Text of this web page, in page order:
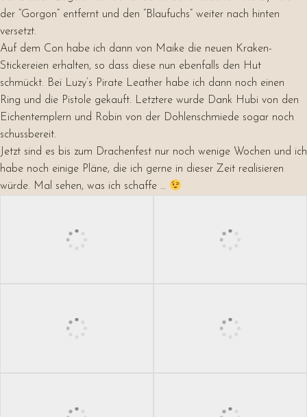
der “Gorgon” entfernt und den “Blaufuchs” weiter nach hinten
versetzt.
Auf dem Con habe ich dann von Maike die neuen Kraken-
Stickereien erhalten, so dass diese nun ebenfalls den Hut
schmückt. Bei Luzy’s Pirate Leather habe ich dann noch einen
Ring und die Pistole gekauft. Letztere wurde Dank Hubi von den
Eichentemplern und Robin von der Dohlenschmiede sogar noch
schussbereit.
Jetzt sind es bis zum Drachenfest nur noch wenige Wochen und ich
habe noch einige Pläne, die ich gerne in dieser Zeit realisieren
würde. Mal sehen, was ich schaffe …